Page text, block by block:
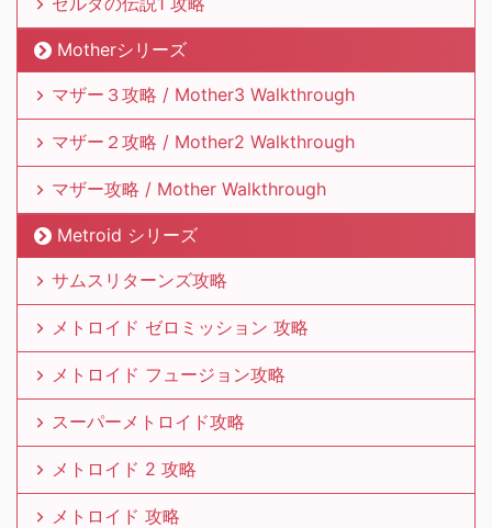
Motherシリーズ
マザー３攻略 / Mother3 Walkthrough
マザー２攻略 / Mother2 Walkthrough
マザー攻略 / Mother Walkthrough
Metroid シリーズ
サムスリターンズ攻略
メトロイド ゼロミッション 攻略
メトロイド フュージョン攻略
スーパーメトロイド攻略
メトロイド 2 攻略
メトロイド 攻略